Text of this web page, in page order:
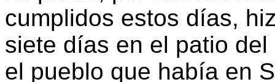
cumplidos estos días,
siete días en el patio
el pueblo que había en